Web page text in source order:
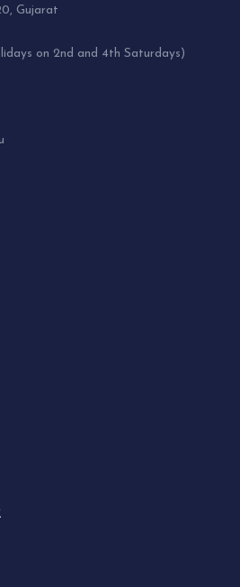
Gujarat
on 2nd and 4th Saturdays)